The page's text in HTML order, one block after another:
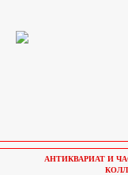
АНТИКВАРИАТ И